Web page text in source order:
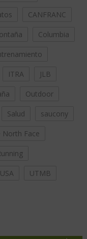
CANFRANC
Columbia
ITRA JLB
Outdoor
Salud saucony
North Face
USA UTMB